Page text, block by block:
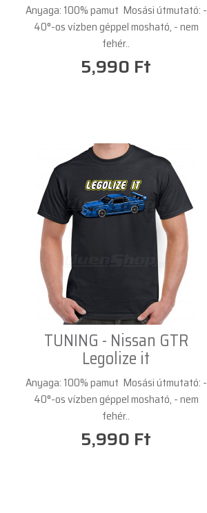
Anyaga: 100% pamut Mosási útmutató: -
40°-os vízben géppel mosható, - nem
fehér..
5,990 Ft
TUNING - Nissan GTR
Legolize it
Anyaga: 100% pamut Mosási útmutató: -
40°-os vízben géppel mosható, - nem
fehér..
5,990 Ft